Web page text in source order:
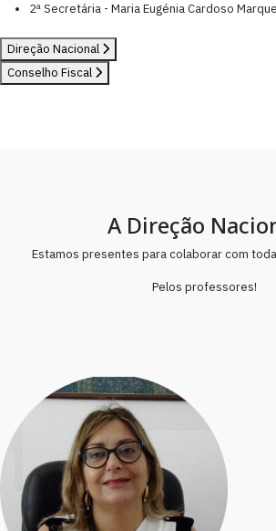
2ª Secretária - Maria Eugénia Cardoso
Direção Nacional
Conselho Fiscal
A Direção
Estamos presentes para colaborar com
Pelos professores!